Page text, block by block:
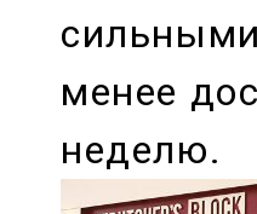
менее
неделю.